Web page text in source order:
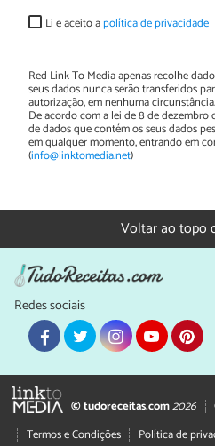
Li e aceito apolítica de privacidade
Red Link To Media apenas recolhe
seus dados nunca serão transferidos
autorização, em nenhuma circunstância.
De acordo com a lei de 8 de dezembro
de dados que contém os seus dados
em qualquer momento, entrando em
(info@linktomedia.net)
Voltar ao topo
Redes sociais
© tudoreceitas.com2026
Termos e Condições
Política de